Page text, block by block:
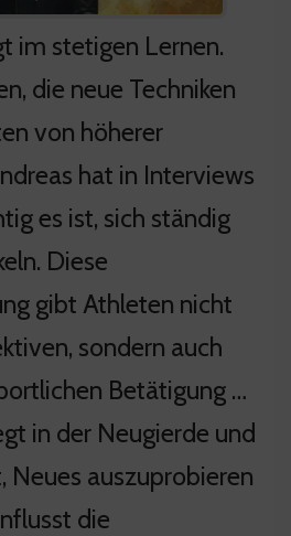
im stetigen Lernen.
die neue Techniken
von höherer
hat in Interviews
es ist, sich ständig
Diese
gibt Athleten nicht
sondern auch
Betätigung …
in der Neugierde und
Neues auszuprobieren
die